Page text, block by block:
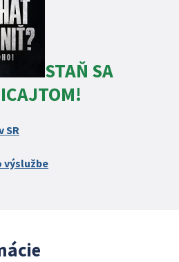
STAŇ SA
SR
výslužbe